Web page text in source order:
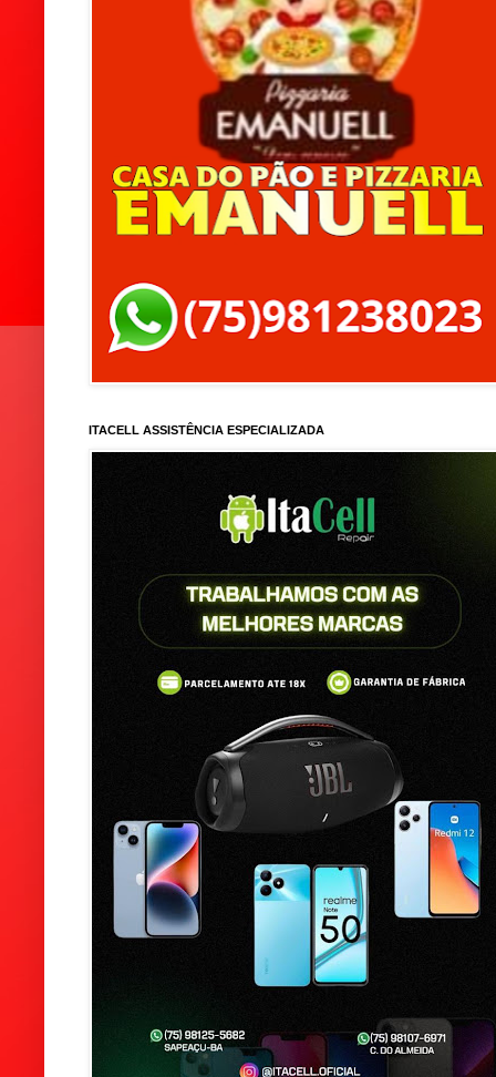
ITACELL ASSISTÊNCIA ESPECIALIZADA